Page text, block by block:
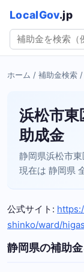
LocalGov.jp
ホーム / 補助金検索 /
浜松市東
助成金
静岡県浜松市東
現在は 静岡県
公式サイト:
shinko/ward/
静岡県の補助